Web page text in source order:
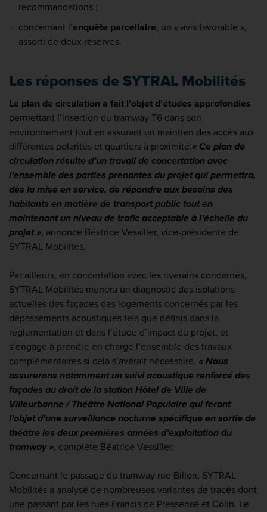
recommandations ;
concernant l’enquête parcellaire, un « avis favorable »,
assorti de deux réserves.
Les réponses de SYTRAL Mobilités
Le plan de circulation a fait l’objet d’études approfondies
permettant l’insertion du tramway T6 dans son
environnement tout en assurant un maintien des accès aux
différentes polarités et quartiers à proximité.« Ce plan de
circulation résulte d’un travail de concertation avec
l’ensemble des parties prenantes du projet qui permettra,
dès la mise en service, de répondre aux besoins des
habitants en matière de transport public tout en
maintenant un niveau de trafic acceptable à l’échelle du
projet », annonce Béatrice Vessiller, vice-présidente de
SYTRAL Mobilités.
Par ailleurs, en concertation avec les riverains concernés,
SYTRAL Mobilités mènera un diagnostic des isolations
actuelles des façades des logements concernés par les
dépassements acoustiques tels que définis dans la
réglementation et dans l’étude d’impact du projet, et
s’engage à prendre en charge l’ensemble des travaux
complémentaires si cela s’avérait nécessaire. « Nous
assurerons notamment un suivi acoustique renforcé des
façades au droit de la station Hôtel de Ville de
Villeurbanne / Théâtre National Populaire qui feront
l’objet d’une surveillance nocturne spécifique en sortie de
théâtre les deux premières années d’exploitation du
tramway », complète Béatrice Vessiller.
Concernant le passage du tramway rue Billon, SYTRAL
Mobilités a analysé de nombreuses variantes de tracés dont
une passant par les rues Francis de Pressensé et Colin. Le